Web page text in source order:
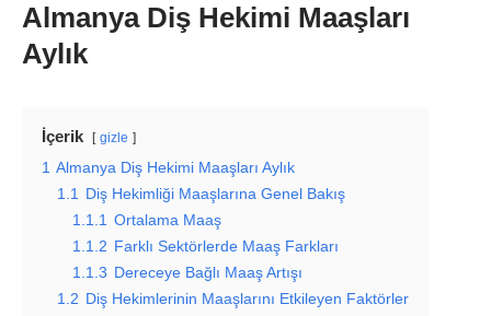
Almanya Diş Hekimi Maaşları
Aylık
İçerik gizle
1 Almanya Diş Hekimi Maaşları Aylık
1.1 Diş Hekimliği Maaşlarına Genel Bakış
1.1.1 Ortalama Maaş
1.1.2 Farklı Sektörlerde Maaş Farkları
1.1.3 Dereceye Bağlı Maaş Artışı
1.2 Diş Hekimlerinin Maaşlarını Etkileyen Faktörler